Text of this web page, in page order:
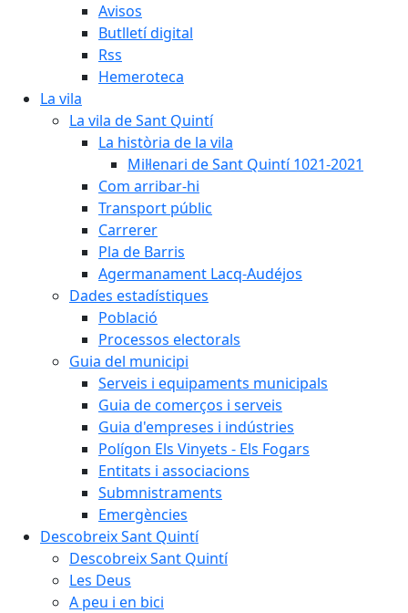
Avisos
Butlletí digital
Rss
Hemeroteca
La vila
La vila de Sant Quintí
La història de la vila
Mil·lenari de Sant Quintí 1021-2021
Com arribar-hi
Transport públic
Carrerer
Pla de Barris
Agermanament Lacq-Audéjos
Dades estadístiques
Població
Processos electorals
Guia del municipi
Serveis i equipaments municipals
Guia de comerços i serveis
Guia d'empreses i indústries
Polígon Els Vinyets - Els Fogars
Entitats i associacions
Submnistraments
Emergències
Descobreix Sant Quintí
Descobreix Sant Quintí
Les Deus
A peu i en bici